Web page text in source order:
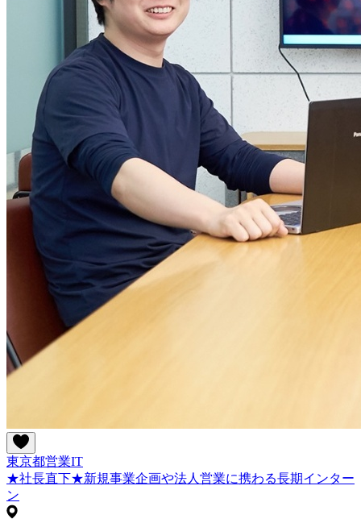
東京都営業IT
★社長直下★新規事業企画や法人営業に携わる長期インター
ン